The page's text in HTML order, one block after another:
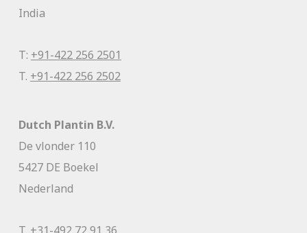
India
T: +91-422 256 2501
T. +91-422 256 2502
Dutch Plantin B.V.
De vlonder 110
5427 DE Boekel
Nederland